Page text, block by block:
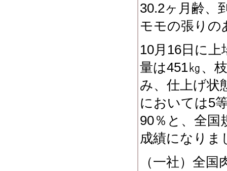
30.2ヶ月齢、
モモの張りの
10月16日に
量は451㎏、
み、仕上げ状
においては5
90％と、全国
成績になりま
（一社）全